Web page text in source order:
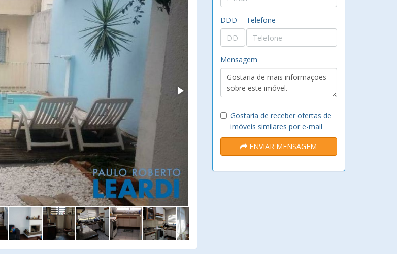
DDD Telefone
Mensagem
Gostaria de receber ofertas de
imóveis similares por e-mail
ENVIAR MENSAGEM